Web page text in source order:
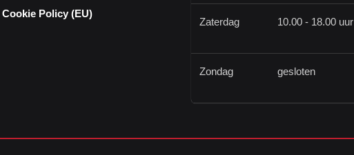
Cookie Policy (EU)
Zaterdag 10.00 - 18.00 uur
Zondag gesloten